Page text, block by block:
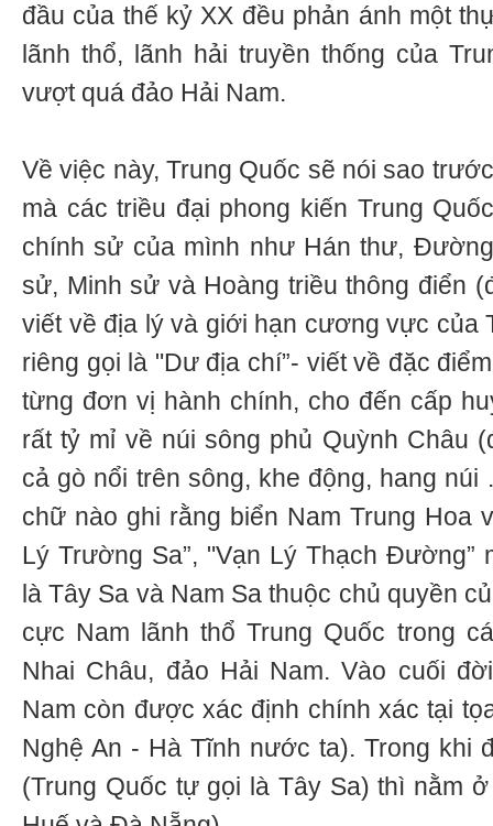
đầu của thế kỷ XX đều phản ánh một
lãnh thổ, lãnh hải truyền thống của
vượt quá đảo Hải Nam.
Về việc này, Trung Quốc sẽ nói sao
mà các triều đại phong kiến Trung
chính sử của mình như Hán thư,
sử, Minh sử và Hoàng triều thông điển
viết về địa lý và giới hạn cương vực của
riêng gọi là "Dư địa chí”- viết về đặc
từng đơn vị hành chính, cho đến cấp
rất tỷ mỉ về núi sông phủ Quỳnh Châu
cả gò nổi trên sông, khe động, hang núi
chữ nào ghi rằng biển Nam Trung Hoa
Lý Trường Sa”, "Vạn Lý Thạch Đường”
là Tây Sa và Nam Sa thuộc chủ quyền
cực Nam lãnh thổ Trung Quốc trong
Nhai Châu, đảo Hải Nam. Vào cuối
Nam còn được xác định chính xác tại
Nghệ An - Hà Tĩnh nước ta). Trong khi
(Trung Quốc tự gọi là Tây Sa) thì nằm